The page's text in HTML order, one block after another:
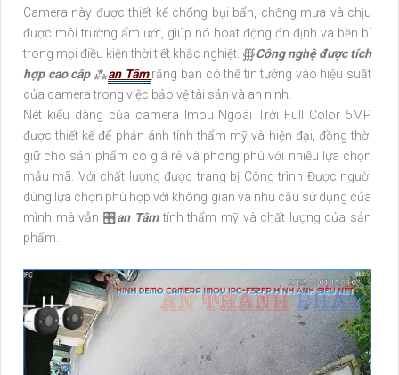
Camera này được thiết kế chống bụi bẩn, chống mưa và chịu
được môi trường ẩm ướt, giúp nó hoạt động ổn định và bền bỉ
trong mọi điều kiện thời tiết khắc nghiệt. ∰Công nghệ được tích
hợp cao cấp⁂an Tâmrằng bạn có thể tin tưởng vào hiệu suất
của camera trong việc bảo vệ tài sản và an ninh.
Nét kiểu dáng của camera Imou Ngoài Trời Full Color 5MP
được thiết kế để phản ánh tính thẩm mỹ và hiện đại, đồng thời
giữ cho sản phẩm có giá rẻ và phong phú với nhiều lựa chọn
mẫu mã. Với chất lượng được trang bị Công trình Được người
dùng lựa chọn phù hợp với không gian và nhu cầu sử dụng của
mình mà vẫn 🎛 an Tâmtính thẩm mỹ và chất lượng của sản
phẩm.